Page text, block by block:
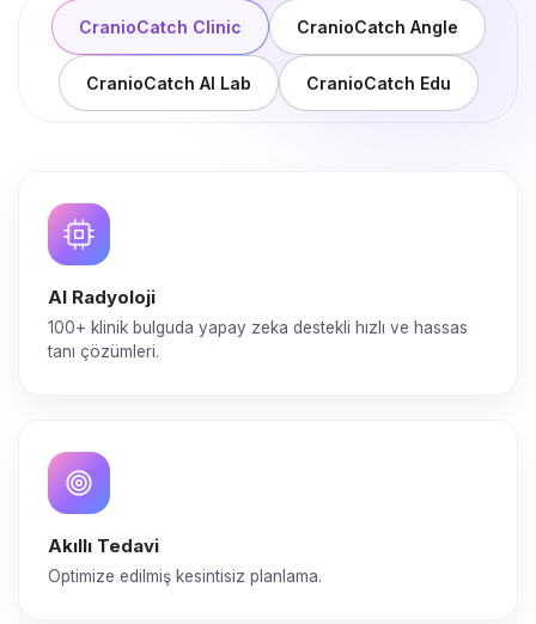
CranioCatch Clinic CranioCatch Angle
CranioCatch AI Lab CranioCatch Edu
AI Radyoloji
100+ klinik bulguda yapay zeka destekli hızlı ve hassas
tanı çözümleri.
Akıllı Tedavi
Optimize edilmiş kesintisiz planlama.